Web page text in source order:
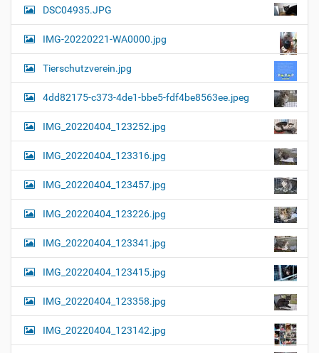
i
l
r
e
…
N
a
i
g
a
t
i
o
n
DSC04935.JPG
IMG-20220221-WA0000.jpg
Tierschutzverein.jpg
4dd82175-c373-4de1-bbe5-fdf4be8563ee.jpeg
IMG_20220404_123252.jpg
IMG_20220404_123316.jpg
IMG_20220404_123457.jpg
IMG_20220404_123226.jpg
IMG_20220404_123341.jpg
IMG_20220404_123415.jpg
IMG_20220404_123358.jpg
IMG_20220404_123142.jpg